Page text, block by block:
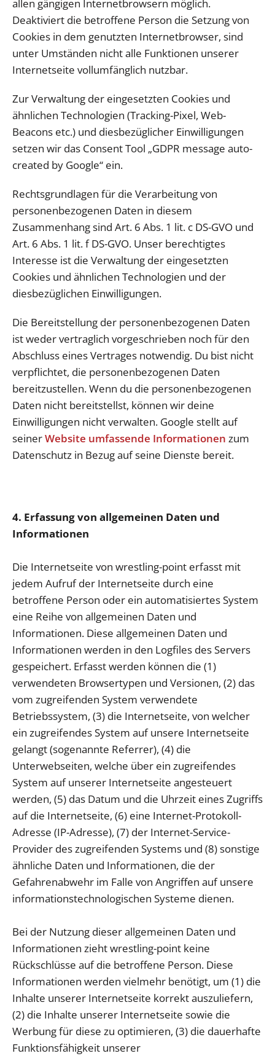
allen gängigen Internetbrowsern möglich.
Deaktiviert die betroffene Person die Setzung von
Cookies in dem genutzten Internetbrowser, sind
unter Umständen nicht alle Funktionen unserer
Internetseite vollumfänglich nutzbar.
Zur Verwaltung der eingesetzten Cookies und
ähnlichen Technologien (Tracking-Pixel, Web-
Beacons etc.) und diesbezüglicher Einwilligungen
setzen wir das Consent Tool „GDPR message auto-
created by Google“ ein.
Rechtsgrundlagen für die Verarbeitung von
personenbezogenen Daten in diesem
Zusammenhang sind Art. 6 Abs. 1 lit. c DS-GVO und
Art. 6 Abs. 1 lit. f DS-GVO. Unser berechtigtes
Interesse ist die Verwaltung der eingesetzten
Cookies und ähnlichen Technologien und der
diesbezüglichen Einwilligungen.
Die Bereitstellung der personenbezogenen Daten
ist weder vertraglich vorgeschrieben noch für den
Abschluss eines Vertrages notwendig. Du bist nicht
verpflichtet, die personenbezogenen Daten
bereitzustellen. Wenn du die personenbezogenen
Daten nicht bereitstellst, können wir deine
Einwilligungen nicht verwalten. Google stellt auf
seinerWebsite umfassende Informationen zum
Datenschutz in Bezug auf seine Dienste bereit.
4. Erfassung von allgemeinen Daten und
Informationen
Die Internetseite von wrestling-point erfasst mit
jedem Aufruf der Internetseite durch eine
betroffene Person oder ein automatisiertes System
eine Reihe von allgemeinen Daten und
Informationen. Diese allgemeinen Daten und
Informationen werden in den Logfiles des Servers
gespeichert. Erfasst werden können die (1)
verwendeten Browsertypen und Versionen, (2) das
vom zugreifenden System verwendete
Betriebssystem, (3) die Internetseite, von welcher
ein zugreifendes System auf unsere Internetseite
gelangt (sogenannte Referrer), (4) die
Unterwebseiten, welche über ein zugreifendes
System auf unserer Internetseite angesteuert
werden, (5) das Datum und die Uhrzeit eines Zugriffs
auf die Internetseite, (6) eine Internet-Protokoll-
Adresse (IP-Adresse), (7) der Internet-Service-
Provider des zugreifenden Systems und (8) sonstige
ähnliche Daten und Informationen, die der
Gefahrenabwehr im Falle von Angriffen auf unsere
informationstechnologischen Systeme dienen.
Bei der Nutzung dieser allgemeinen Daten und
Informationen zieht wrestling-point keine
Rückschlüsse auf die betroffene Person. Diese
Informationen werden vielmehr benötigt, um (1) die
Inhalte unserer Internetseite korrekt auszuliefern,
(2) die Inhalte unserer Internetseite sowie die
Werbung für diese zu optimieren, (3) die dauerhafte
Funktionsfähigkeit unserer